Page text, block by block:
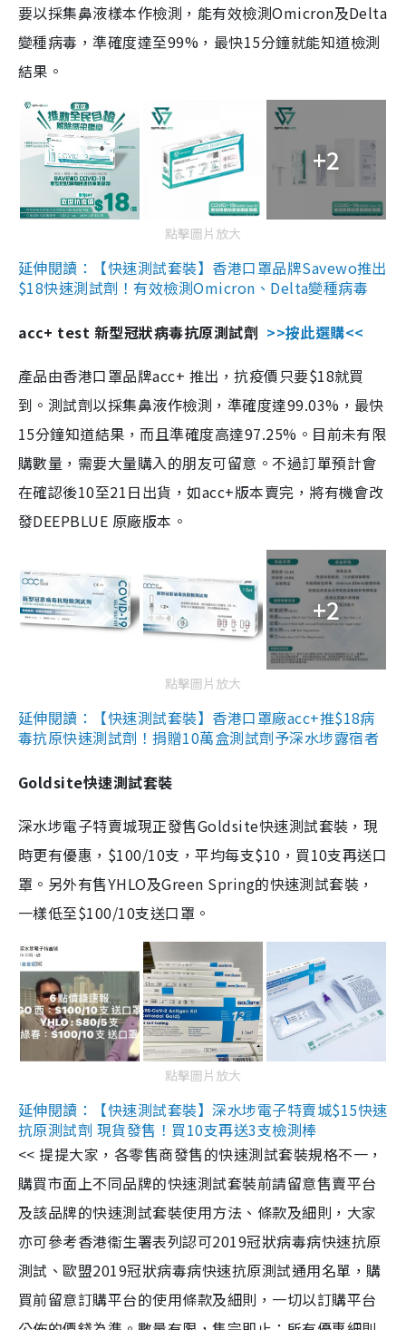
要以採集鼻液樣本作檢測，能有效檢測Omicron及Delta
變種病毒，準確度達至99%，最快15分鐘就能知道檢測
結果。
+2
點擊圖片放大
延伸閱讀：【快速測試套裝】香港口罩品牌Savewo推出
$18快速測試劑！有效檢測Omicron、Delta變種病毒
acc+ test 新型冠狀病毒抗原測試劑 >>按此選購<<
產品由香港口罩品牌acc+ 推出，抗疫價只要$18就買
到。測試劑以採集鼻液作檢測，準確度達99.03%，最快
15分鐘知道結果，而且準確度高達97.25%。目前未有限
購數量，需要大量購入的朋友可留意。不過訂單預計會
在確認後10至21日出貨，如acc+版本賣完，將有機會改
發DEEPBLUE 原廠版本。
+2
點擊圖片放大
延伸閱讀：【快速測試套裝】香港口罩廠acc+推$18病
毒抗原快速測試劑！捐贈10萬盒測試劑予深水埗露宿者
Goldsite快速測試套裝
深水埗電子特賣城現正發售Goldsite快速測試套裝，現
時更有優惠，$100/10支，平均每支$10，買10支再送口
罩。另外有售YHLO及Green Spring的快速測試套裝，
一樣低至$100/10支送口罩。
點擊圖片放大
延伸閱讀：【快速測試套裝】深水埗電子特賣城$15快速
抗原測試劑 現貨發售！買10支再送3支檢測棒
<< 提提大家，各零售商發售的快速測試套裝規格不一，
購買市面上不同品牌的快速測試套裝前請留意售賣平台
及該品牌的快速測試套裝使用方法、條款及細則，大家
亦可參考香港衞生署表列認可2019冠狀病毒病快速抗原
測試、歐盟2019冠狀病毒病快速抗原測試通用名單，購
買前留意訂購平台的使用條款及細則，一切以訂購平台